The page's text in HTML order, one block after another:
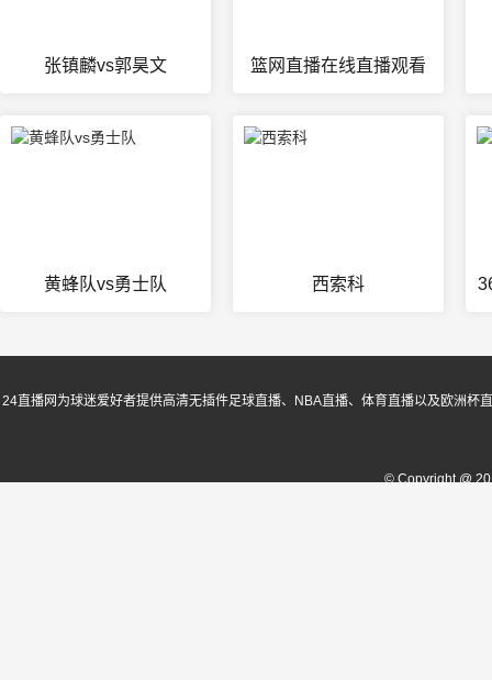
张镇麟vs郭昊文 篮网直播在线直播观看
黄蜂队vs勇士队 西索科
24直播网为球迷爱好者提供高清无插件足球直播、NBA直播、体育直播以及欧洲
© Copyright @